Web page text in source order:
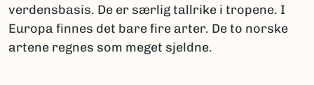
verdensbasis. De er særlig tallrike i tropene. I
Europa finnes det bare fire arter. De to norske
artene regnes som meget sjeldne.